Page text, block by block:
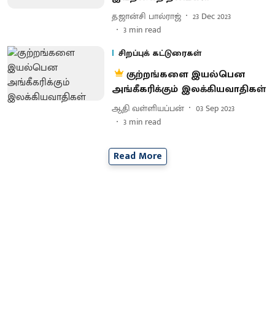
த.ஜான்சி பால்ராஜ்
23 Dec 2023
3 min read
சிறப்புக் கட்டுரைகள்
குற்றங்களை இயல்பென
அங்கீகரிக்கும் இலக்கியவாதிகள்
ஆதி வள்ளியப்பன்
03 Sep 2023
3 min read
Read More